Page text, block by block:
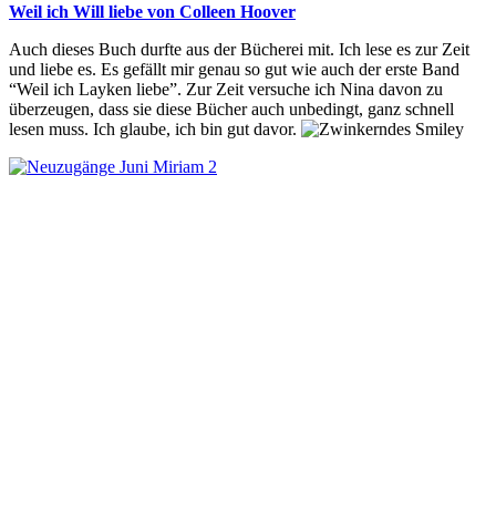
Weil ich Will liebe von Colleen Hoover
Auch dieses Buch durfte aus der Bücherei mit. Ich lese es zur Zeit
und liebe es. Es gefällt mir genau so gut wie auch der erste Band
“Weil ich Layken liebe”. Zur Zeit versuche ich Nina davon zu
überzeugen, dass sie diese Bücher auch unbedingt, ganz schnell
lesen muss. Ich glaube, ich bin gut davor.